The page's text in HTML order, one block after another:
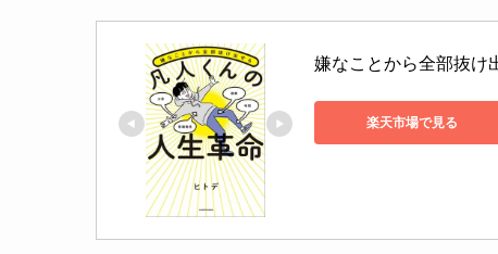
嫌なことから全部抜け
楽天市場で見る